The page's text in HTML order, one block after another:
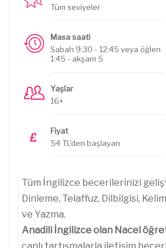
Tüm seviyeler
Masa saati
Sabah 9:30 - 12:45 veya öğlen
1:45 - akşam 5
Yaşlar
16+
Fiyat
54 TL'den başlayan
Tüm İngilizce becerilerinizi
Dinleme, Telaffuz, Dilbilgisi,
ve Yazma.
Anadili İngilizce olan Nacel